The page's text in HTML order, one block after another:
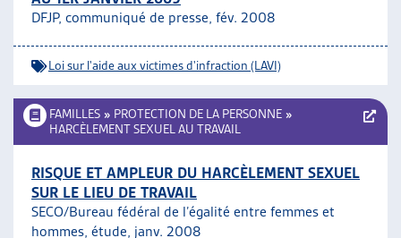
DFJP, communiqué de presse, fév. 2008
Loi sur l'aide aux victimes d'infraction (LAVI)
FAMILLES » PROTECTION DE LA PERSONNE »
HARCÈLEMENT SEXUEL AU TRAVAIL
RISQUE ET AMPLEUR DU HARCÈLEMENT SEXUEL
SUR LE LIEU DE TRAVAIL
SECO/Bureau fédéral de l’égalité entre femmes et
hommes, étude, janv. 2008